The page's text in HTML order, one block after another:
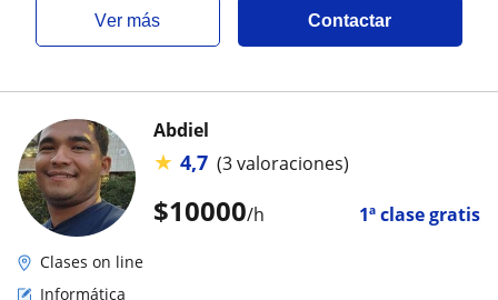
ver más Contactar
$10000/h 1ª clase gratis
Abdiel
★ 4,7 (3 valoraciones)
Clases on line
Informática